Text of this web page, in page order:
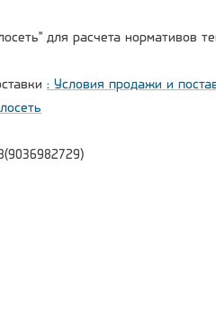
для расчета нормативов
: Условия продажи и